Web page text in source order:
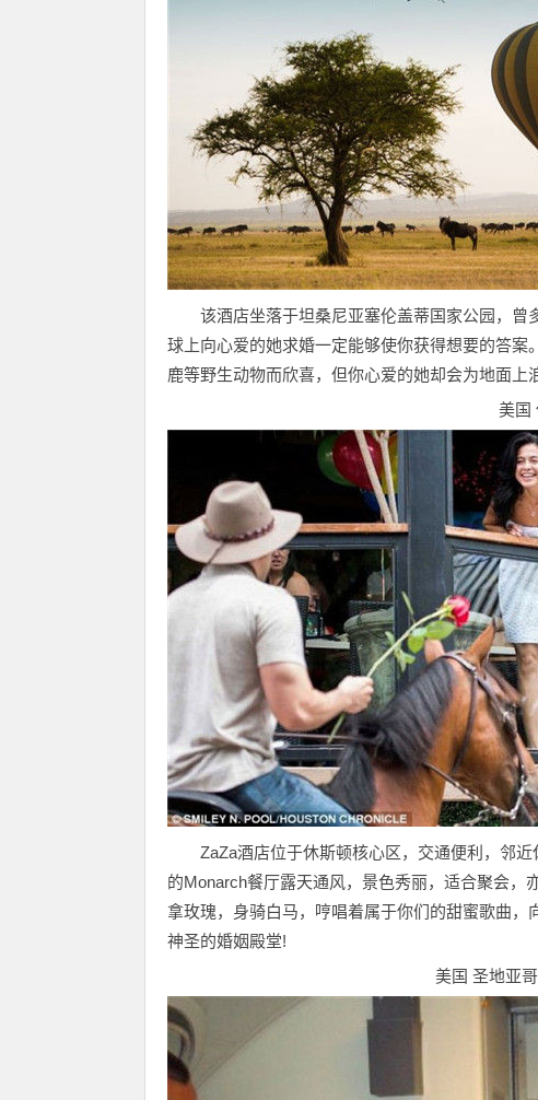
该酒店坐落于坦桑尼亚塞伦盖蒂国家公园，曾
球上向心爱的她求婚一定能够使你获得想要的答
鹿等野生动物而欣喜，但你心爱的她却会为地面上
美国
ZaZa酒店位于休斯顿核心区，交通便利，邻
的Monarch餐厅露天通风，景色秀丽，适合聚会
拿玫瑰，身骑白马，哼唱着属于你们的甜蜜歌曲
神圣的婚姻殿堂!
美国 圣地亚